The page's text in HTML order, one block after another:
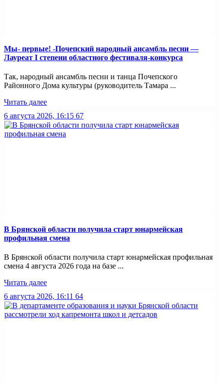
Мы- первые! -Почепский народный ансамбль песни —
Лауреат I степени областного фестиваля-конкурса
Так, народный ансамбль песни и танца Почепского
Районного Дома культуры (руководитель Тамара ...
Читать далее
6 августа 2026, 16:15 67
В Брянской области получила старт юнармейская
профильная смена
В Брянской области получила старт юнармейская профильная
смена 4 августа 2026 года на базе ...
Читать далее
6 августа 2026, 16:11 64